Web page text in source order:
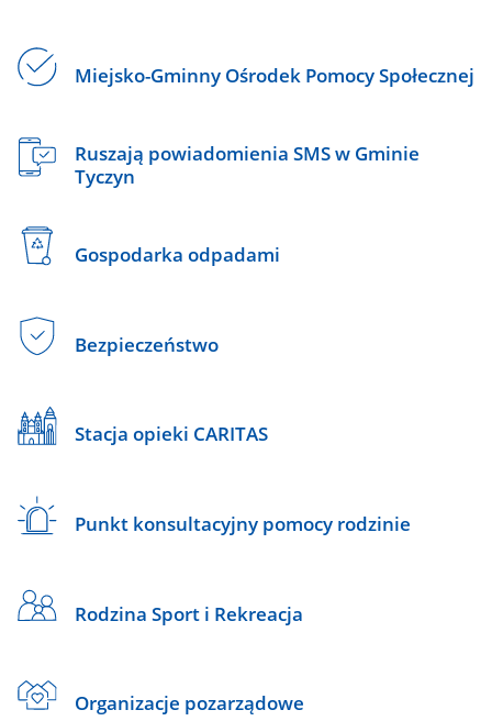
Miejsko-Gminny Ośrodek Pomocy Społecznej
Ruszają powiadomienia SMS w Gminie
Tyczyn
Gospodarka odpadami
Bezpieczeństwo
Stacja opieki CARITAS
Punkt konsultacyjny pomocy rodzinie
Rodzina Sport i Rekreacja
Organizacje pozarządowe